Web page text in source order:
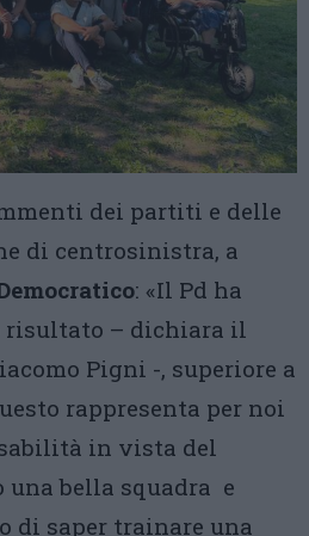
dei partiti e delle
di centrosinistra, a
: «Il Pd ha
– dichiara il
Pigni -, superiore a
rappresenta per noi
in vista del
bella squadra e
di saper trainare una